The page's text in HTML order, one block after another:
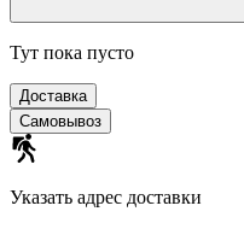
Тут пока пусто
Доставка
Самовывоз
Указать адрес доставки